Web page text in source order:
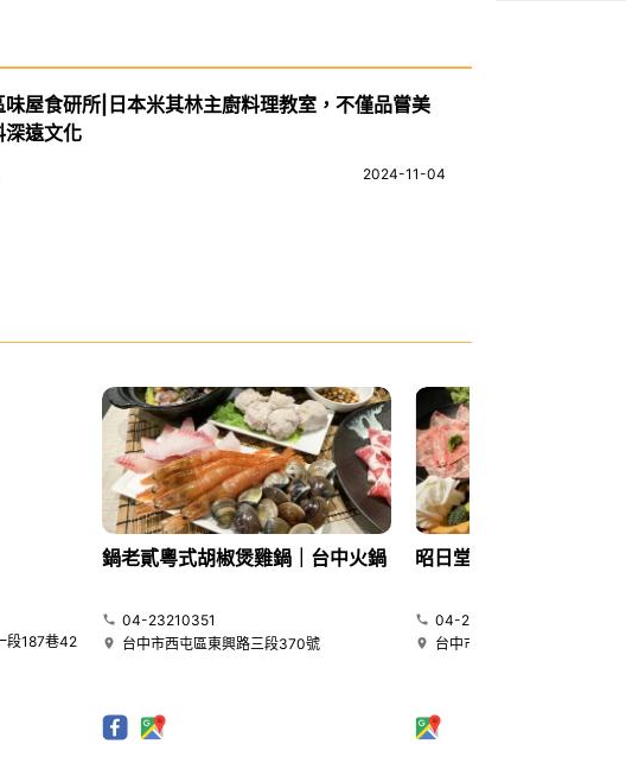
味屋食研所|日本米其林主廚料理教室，不僅品嘗美
深遠文化
2024-11-04
段187巷42
鍋老貳粵式胡椒煲雞鍋｜台中火鍋
04-23210351
台中市西屯區東興路三段370號
昭日堂鍋煮｜台中火鍋
04-22580269
台中市南屯區大墩十一街345號